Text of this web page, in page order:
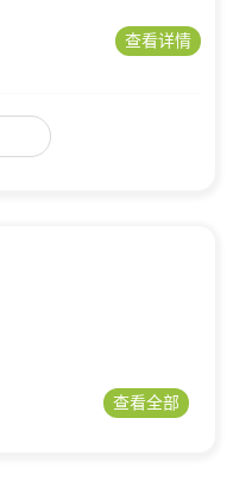
查看详情
查看全部